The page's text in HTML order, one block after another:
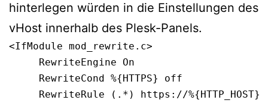
hinterlegen würden in die Einstellungen des
vHost innerhalb des Plesk-Panels.
<IfModule mod_rewrite.c>
     RewriteEngine On
     RewriteCond %{HTTPS} off
RewriteRule (.*) https://